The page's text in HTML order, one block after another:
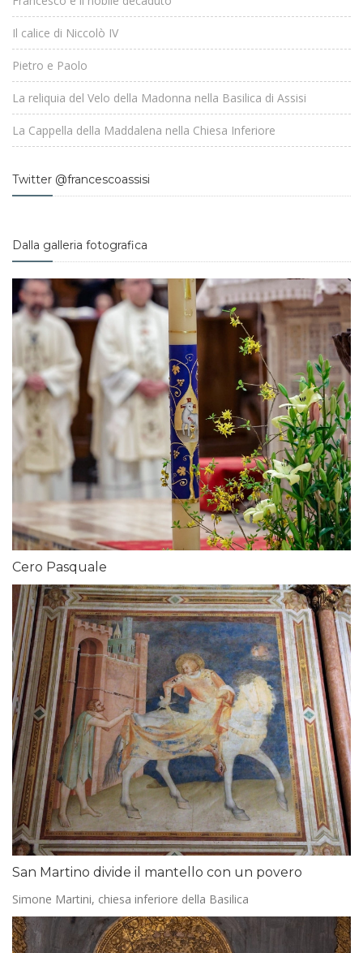
Il calice di Niccolò IV
Pietro e Paolo
La reliquia del Velo della Madonna nella Basilica di Assisi
La Cappella della Maddalena nella Chiesa Inferiore
Twitter @francescoassisi
Dalla galleria fotografica
Cero Pasquale
San Martino divide il mantello con un povero
Simone Martini, chiesa inferiore della Basilica